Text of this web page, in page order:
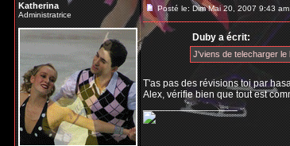
Katherina
Administratrice
Posté le: Dim Mai 20, 2007 9:43 am
Duby a écrit:
J'viens de telecharger le
T'as pas des révisions toi par
Alex, vérifie bien que tout est
_________________